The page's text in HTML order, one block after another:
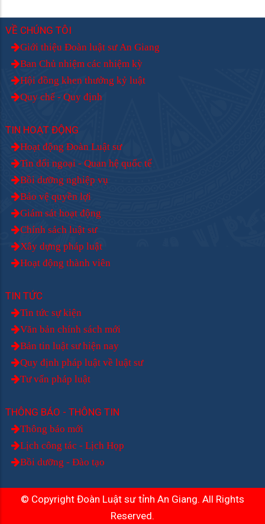
VỀ CHÚNG TÔI
Giới thiệu Đoàn luật sư An Giang
Ban Chủ nhiệm các nhiệm kỳ
Hội đồng khen thưởng kỷ luật
Quy chế - Quy định
TIN HOẠT ĐỘNG
Hoạt động Đoàn Luật sư
Tin đối ngoại - Quan hệ quốc tế
Bồi dưỡng nghiệp vụ
Bảo vệ quyền lợi
Giám sát hoạt động
Chính sách luật sư
Xây dựng pháp luật
Hoạt động thành viên
TIN TỨC
Tin tức sự kiện
Văn bản chính sách mới
Bản tin luật sư hiện nay
Quy định pháp luật về luật sư
Tư vấn pháp luật
THÔNG BÁO - THÔNG TIN
Thông báo mới
Lịch công tác - Lịch Họp
Bồi dưỡng - Đào tạo
© Copyright Đoàn Luật sư tỉnh An Giang. All Rights
Reserved.